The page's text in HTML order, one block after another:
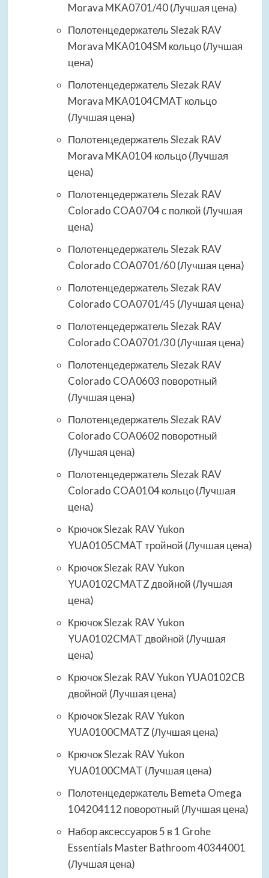
Morava MKA0701/40 (Лучшая цена)
Полотенцедержатель Slezak RAV
Morava MKA0104SM кольцо (Лучшая
цена)
Полотенцедержатель Slezak RAV
Morava MKA0104CMAT кольцо
(Лучшая цена)
Полотенцедержатель Slezak RAV
Morava MKA0104 кольцо (Лучшая
цена)
Полотенцедержатель Slezak RAV
Colorado COA0704 с полкой (Лучшая
цена)
Полотенцедержатель Slezak RAV
Colorado COA0701/60 (Лучшая цена)
Полотенцедержатель Slezak RAV
Colorado COA0701/45 (Лучшая цена)
Полотенцедержатель Slezak RAV
Colorado COA0701/30 (Лучшая цена)
Полотенцедержатель Slezak RAV
Colorado COA0603 поворотный
(Лучшая цена)
Полотенцедержатель Slezak RAV
Colorado COA0602 поворотный
(Лучшая цена)
Полотенцедержатель Slezak RAV
Colorado COA0104 кольцо (Лучшая
цена)
Крючок Slezak RAV Yukon
YUA0105CMAT тройной (Лучшая цена)
Крючок Slezak RAV Yukon
YUA0102CMATZ двойной (Лучшая
цена)
Крючок Slezak RAV Yukon
YUA0102CMAT двойной (Лучшая
цена)
Крючок Slezak RAV Yukon YUA0102CB
двойной (Лучшая цена)
Крючок Slezak RAV Yukon
YUA0100CMATZ (Лучшая цена)
Крючок Slezak RAV Yukon
YUA0100CMAT (Лучшая цена)
Полотенцедержатель Bemeta Omega
104204112 поворотный (Лучшая цена)
Набор аксессуаров 5 в 1 Grohe
Essentials Master Bathroom 40344001
(Лучшая цена)